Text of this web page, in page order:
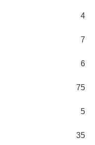
4
7
6
75
5
35